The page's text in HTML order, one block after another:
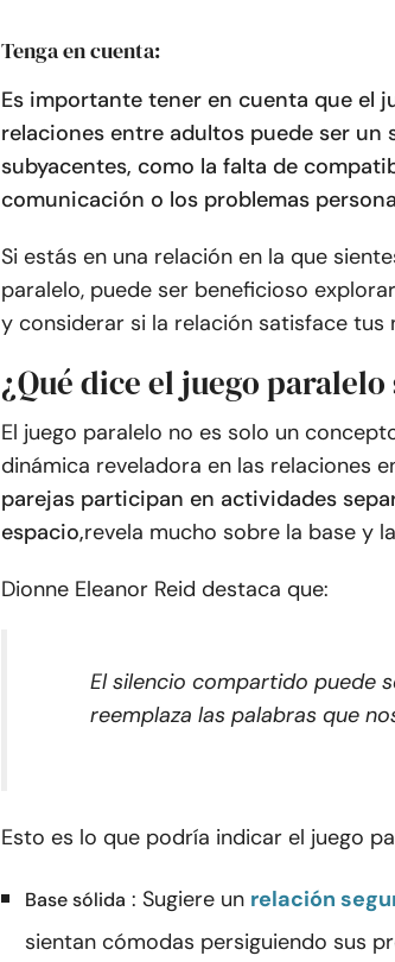
Tenga en cuenta:
Es importante tener en cuenta que el
relaciones entre adultos puede ser un
subyacentes, como la falta de
comunicación o los problemas
Si estás en una relación en la que
paralelo, puede ser beneficioso
y considerar si la relación satisface tus
¿Qué dice el juego
El juego paralelo no es solo un
dinámica reveladora en las relaciones
parejas participan en actividades
espacio,revela mucho sobre la base y
Dionne Eleanor Reid destaca que:
El silencio compartido puede
reemplaza las palabras que
Esto es lo que podría indicar el juego
Base sólida : Sugiere un relación
sientan cómodas persiguiendo sus